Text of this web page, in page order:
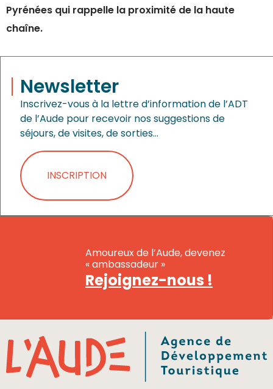
Pyrénées qui rappelle la proximité de la haute
chaîne.
Newsletter
Inscrivez-vous à la lettre d’information de l’ADT
de l’Aude pour recevoir nos suggestions de
séjours, de visites, de sorties…
INSCRIPTION
Amoureux de l’Aude, devenez
« ambassadeur »
Rejoignez-nous !